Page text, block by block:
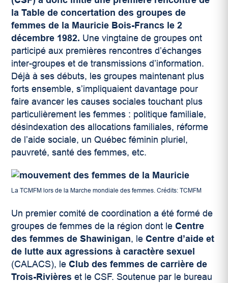
la Table de concertation des groupes de
femmes de la Mauricie Bois-Francs le 2
décembre 1982. Une vingtaine de groupes ont
participé aux premières rencontres d’échanges
inter-groupes et de transmissions d’information.
Déjà à ses débuts, les groupes maintenant plus
forts ensemble, s’impliquaient davantage pour
faire avancer les causes sociales touchant plus
particulièrement les femmes : politique familiale,
désindexation des allocations familiales, réforme
de l’aide sociale, un Québec féminin pluriel,
pauvreté, santé des femmes, etc.
La TCMFM lors de la Marche mondiale des femmes. Crédits: TCMFM
Un premier comité de coordination a été formé de
groupes de femmes de la région dont leCentre
des femmes de Shawinigan, leCentre d’aide et
de lutte aux agressions à caractère sexuel
(CALACS), leClub des femmes de carrière de
Trois-Rivières et le CSF. Soutenue par le bureau